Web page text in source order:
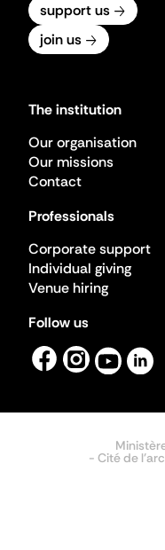
support us
join us
The institution
Our organisation
Our missions
Contact
Professionals
Corporate support
Individual giving
Venue hiring
Follow us
- Cité de